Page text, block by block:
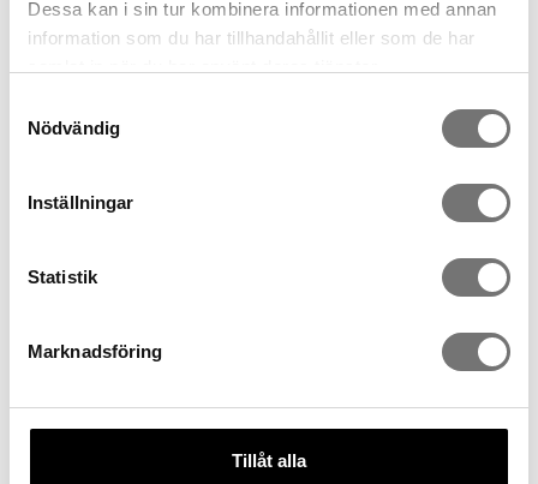
Dessa kan i sin tur kombinera informationen med annan
information som du har tillhandahållit eller som de har
Nödvändig
Inställningar
Statistik
Marknadsföring
Tillåt alla